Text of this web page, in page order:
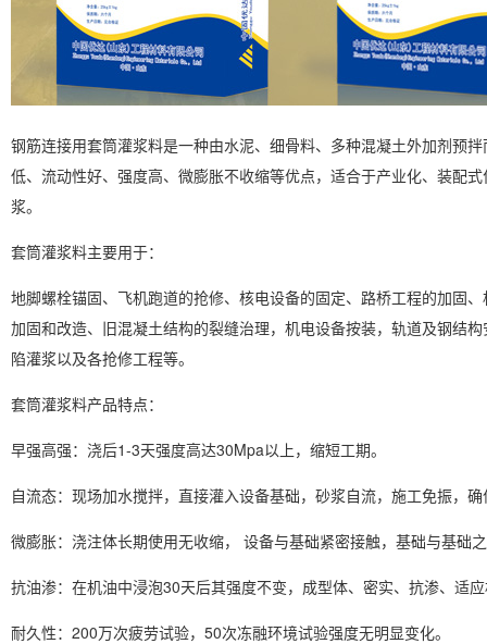
钢筋连接用套筒灌浆料是一种由水泥、细骨料、多种混凝土外加剂预
低、流动性好、强度高、微膨胀不收缩等优点，适合于产业化、装配
浆。
套筒灌浆料主要用于：
地脚螺栓锚固、飞机跑道的抢修、核电设备的固定、路桥工程的加固
加固和改造、旧混凝土结构的裂缝治理，机电设备按装，轨道及钢结
陷灌浆以及各抢修工程等。
套筒灌浆料产品特点：
早强高强：浇后1-3天强度高达30Mpa以上，缩短工期。
自流态：现场加水搅拌，直接灌入设备基础，砂浆自流，施工免振，
微膨胀：浇注体长期使用无收缩， 设备与基础紧密接触，基础与基础
抗油渗：在机油中浸泡30天后其强度不变，成型体、密实、抗渗、适
耐久性：200万次疲劳试验，50次冻融环境试验强度无明显变化。